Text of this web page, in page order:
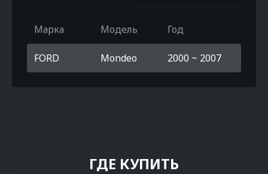
Марка Модель Год
FORD Mondeo 2000 ~ 2007
ГДЕ КУПИТЬ